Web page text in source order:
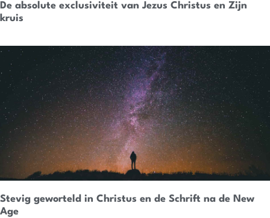
De absolute exclusiviteit van Jezus Christus en Zijn
kruis
Stevig geworteld in Christus en de Schrift na de New
Age